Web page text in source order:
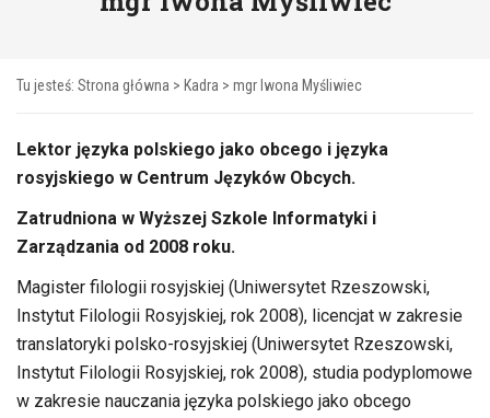
Tu jesteś: Strona główna > Kadra > mgr Iwona Myśliwiec
Lektor języka polskiego jako obcego i języka
rosyjskiego w Centrum Języków Obcych.
Zatrudniona w Wyższej Szkole Informatyki i
Zarządzania od 2008 roku.
Magister filologii rosyjskiej (Uniwersytet Rzeszowski,
Instytut Filologii Rosyjskiej, rok 2008), licencjat w zakresie
translatoryki polsko-rosyjskiej (Uniwersytet Rzeszowski,
Instytut Filologii Rosyjskiej, rok 2008), studia podyplomowe
w zakresie nauczania języka polskiego jako obcego